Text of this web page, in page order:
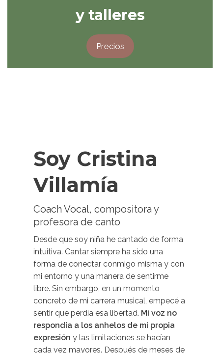
y talleres
Precios
Soy Cristina
Villamía
Coach Vocal, compositora y
profesora de canto
Desde que soy niña he cantado de forma
intuitiva. Cantar siempre ha sido una
forma de conectar conmigo misma y con
mi entorno y una manera de sentirme
libre. Sin embargo, en un momento
concreto de mi carrera musical, empecé a
sentir que perdía esa libertad. Mi voz no
respondía a los anhelos de mi propia
expresión y las limitaciones se hacían
cada vez mayores. Después de meses de